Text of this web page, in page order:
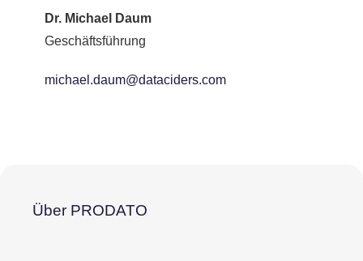
Dr. Michael Daum
Geschäftsführung
michael.daum@dataciders.com
Über PRODATO